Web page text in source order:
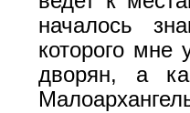
началось
которого мне
дворян, а